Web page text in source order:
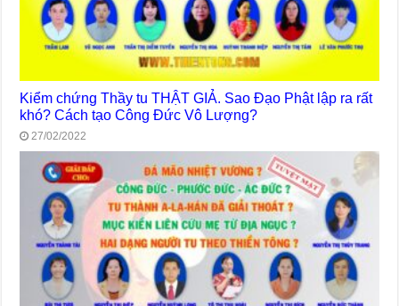
Kiểm chứng Thầy tu THẬT GIẢ. Sao Đạo Phật lập ra rất
khó? Cách tạo Công Đức Vô Lượng?
27/02/2022